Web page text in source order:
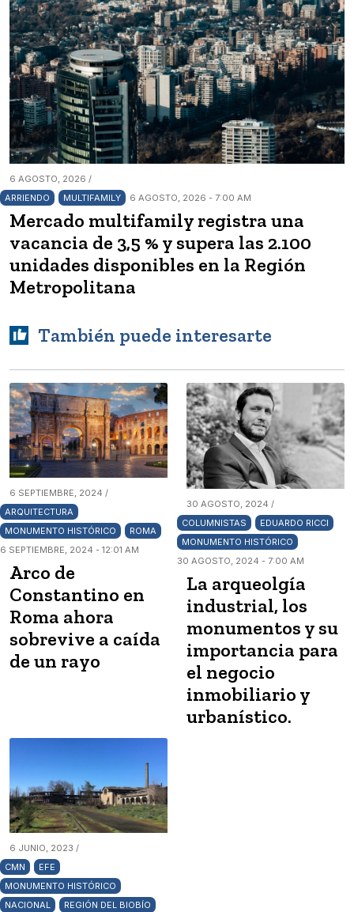
6 AGOSTO, 2026 /
ARRIENDO
MULTIFAMILY 6 AGOSTO, 2026 - 7:00 AM
Mercado multifamily registra una
vacancia de 3,5 % y supera las 2.100
unidades disponibles en la Región
Metropolitana
También puede interesarte
6 SEPTIEMBRE, 2024 /
ARQUITECTURA
MONUMENTO HISTÓRICO
ROMA
6 SEPTIEMBRE, 2024 - 12:01 AM
Arco de
Constantino en
Roma ahora
sobrevive a caída
de un rayo
30 AGOSTO, 2024 /
COLUMNISTAS
EDUARDO RICCI
MONUMENTO HISTÓRICO
30 AGOSTO, 2024 - 7:00 AM
La arqueolgía
industrial, los
monumentos y su
importancia para
el negocio
inmobiliario y
urbanístico.
6 JUNIO, 2023 /
CMN
EFE
MONUMENTO HISTÓRICO
NACIONAL
REGIÓN DEL BIOBÍO